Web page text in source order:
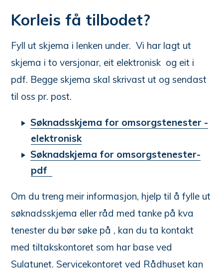
Korleis få tilbodet?
Fyll ut skjema i lenken under. Vi har lagt ut
skjema i to versjonar, eit elektronisk og eit i
pdf. Begge skjema skal skrivast ut og sendast
til oss pr. post.
Søknadsskjema for omsorgstenester -
elektronisk
Søknadskjema for omsorgstenester-
pdf
Om du treng meir informasjon, hjelp til å fylle ut
søknadsskjema eller råd med tanke på kva
tenester du bør søke på , kan du ta kontakt
med tiltakskontoret som har base ved
Sulatunet. Servicekontoret ved Rådhuset kan